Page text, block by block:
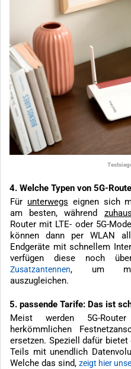
4. Welche Typen von 5G-
Für unterwegs eignen sich
am besten, während
Router mit LTE- oder 5G-
können dann per WLAN
Endgeräte mit schnellem
verfügen diese noch
Zusatzantennen, um
auszugleichen.
5. passende Tarife: Das ist
Meist werden 5G-
herkömmlichen
ersetzen. Speziell dafür
Teils mit unendlich
Welche das sind, zeigt hier